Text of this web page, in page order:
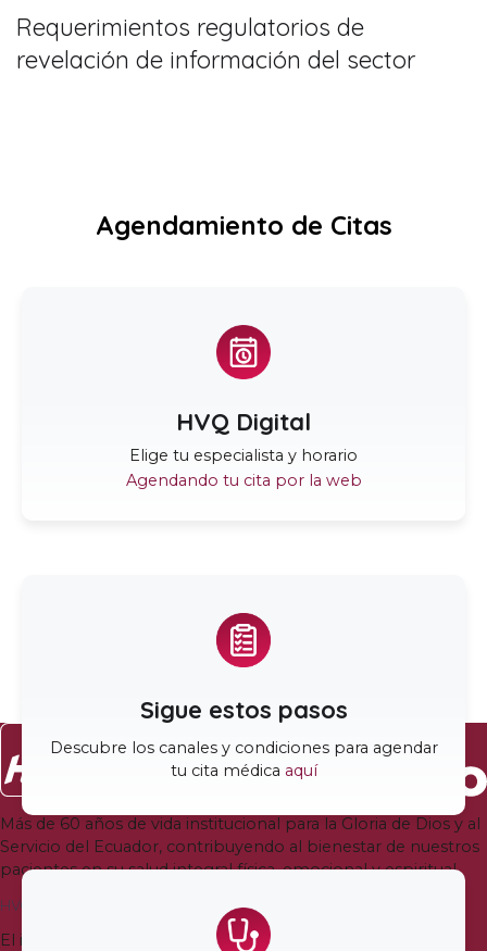
Requerimientos regulatorios de
revelación de información del sector
Agendamiento de Citas
HVQ Digital
Elige tu especialista y horario
Agendando tu cita por la web
Sigue estos pasos
Descubre los canales y condiciones para agendar
tu cita médica aquí
Más de 60 años de vida institucional para la Gloria de Dios y al
Servicio del Ecuador, contribuyendo al bienestar de nuestros
pacientes en su salud integral física, emocional y espiritual.
HVQ Quito
El ingreso a la Torre Médica Bless del Hospital Vozandes